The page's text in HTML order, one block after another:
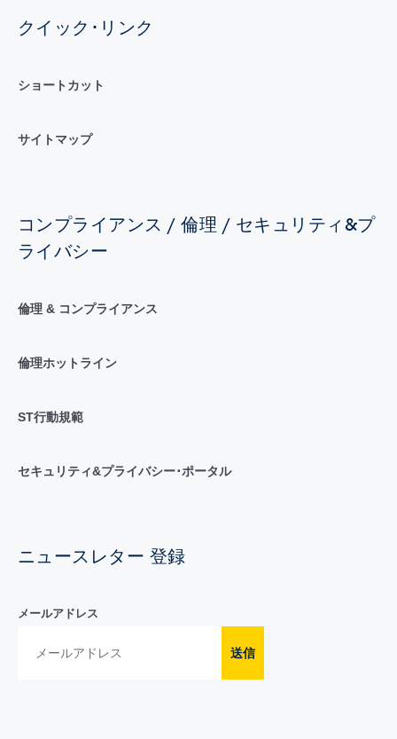
クイック･リンク
ショートカット
サイトマップ
コンプライアンス / 倫理 / セキュリティ&プ
ライバシー
倫理 & コンプライアンス
倫理ホットライン
ST行動規範
セキュリティ&プライバシー･ポータル
ニュースレター 登録
メールアドレス
送信